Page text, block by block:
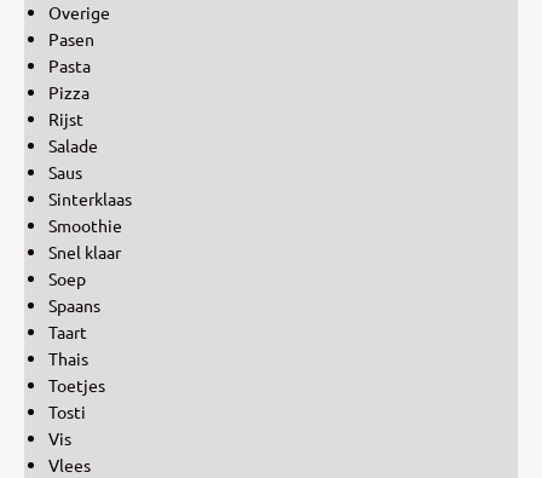
Overige
Pasen
Pasta
Pizza
Rijst
Salade
Saus
Sinterklaas
Smoothie
Snel klaar
Soep
Spaans
Taart
Thais
Toetjes
Tosti
Vis
Vlees